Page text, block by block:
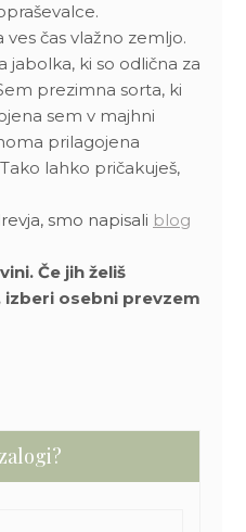
čas vlažno zemljo.
ki so odlična za
prezimna sorta, ki
sem v majhni
prilagojena
lahko pričakuješ,
smo napisali blog
Če jih želiš
osebni prevzem